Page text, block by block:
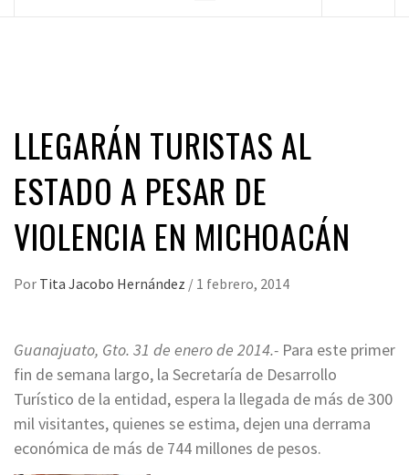
LLEGARÁN TURISTAS AL
ESTADO A PESAR DE
VIOLENCIA EN MICHOACÁN
Por Tita Jacobo Hernández / 1 febrero, 2014
Guanajuato, Gto. 31 de enero de 2014.- Para este primer
fin de semana largo, la Secretaría de Desarrollo
Turístico de la entidad, espera la llegada de más de 300
mil visitantes, quienes se estima, dejen una derrama
económica de más de 744 millones de pesos.